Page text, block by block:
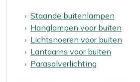
Staande buitenlampen
Hanglampen voor buiten
Lichtsnoeren voor buiten
Lantaarns voor buiten
Parasolverlichting